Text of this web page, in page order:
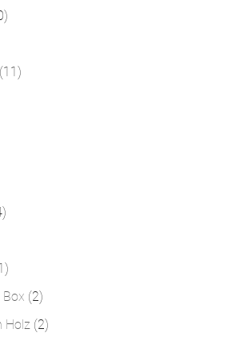
10
1111
4
1
Produkt
Box 22
Produkte
Holz 22